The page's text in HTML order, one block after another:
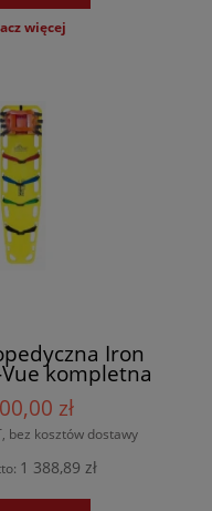
więcej
Iron
kompletna
zł
bez kosztów dostawy
1 388,89 zł